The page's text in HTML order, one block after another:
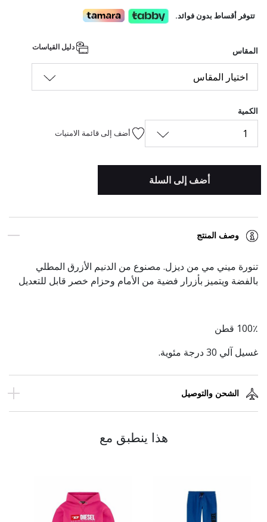
تتوفر أقساط بدون فوائد.
المقاس
اختيار المقاس
الكمية
1 أضف إلى قائمة الامنيات
أضف إلى السلة
وصف المنتج
تنورة ميني مي من ديزل. مصنوع من الدنيم الأزرق المطلي
بالفضة ويتميز بأزرار فضية من الأمام وحزام خصر قابل للتعديل
100٪ قطن
غسيل آلي 30 درجة مئوية.
الشحن والتوصيل
هذا ينطبق مع